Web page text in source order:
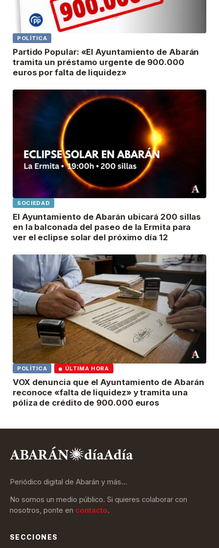
POLÍTICA
Partido Popular: «El Ayuntamiento de Abarán
tramita un préstamo urgente de 900.000
euros por falta de liquidez»
SOCIEDAD
El Ayuntamiento de Abarán ubicará 200 sillas
en la balconada del paseo de la Ermita para
ver el eclipse solar del próximo día 12
POLÍTICA ÚLTIMA HORA
VOX denuncia que el Ayuntamiento de Abarán
reconoce «falta de liquidez» y tramita una
póliza de crédito de 900.000 euros
Periódico digital de Abarán y más…
No somos un medio público. Si quieres colaborar con
nosotros, ponte en contacto.
SECCIONES